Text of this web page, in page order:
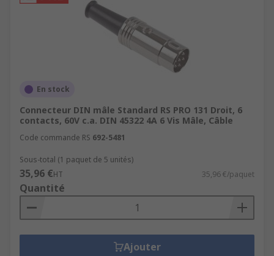
En stock
Connecteur DIN mâle Standard RS PRO 131 Droit, 6
contacts, 60V c.a. DIN 45322 4A 6 Vis Mâle, Câble
Code commande RS 692-5481
Sous-total (1 paquet de 5 unités)
35,96 €HT 35,96 €/paquet
Quantité
Ajouter